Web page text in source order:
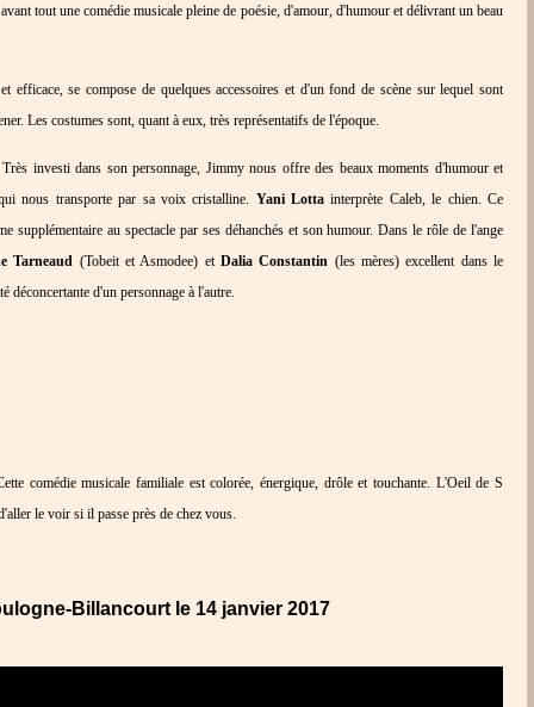
tout une comédie musicale pleine de poésie, d'amour, d'humour et délivrant un beau
efficace, se compose de quelques accessoires et d'un fond de scène sur lequel sont
Les costumes sont, quant à eux, très représentatifs de l'époque.
investi dans son personnage, Jimmy nous offre des beaux moments d'humour et
nous transporte par sa voix cristalline. Yani Lottainterprète Caleb, le chien. Ce
supplémentaire au spectacle par ses déhanchés et son humour. Dans le rôle de l'ange
Tarneaud (Tobeit et Asmodee) et Dalia Constantin (les mères) excellent dans le
déconcertante d'un personnage à l'autre.
comédie musicale familiale est colorée, énergique, drôle et touchante. L'Oeil de S
le voir si il passe près de chez vous.
Billancourt le 14 janvier 2017